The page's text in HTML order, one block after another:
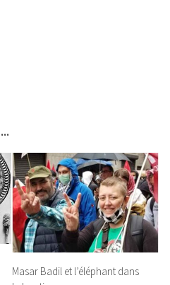
Masar Badil et l’éléphant dans